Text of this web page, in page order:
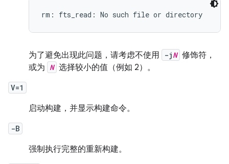
为了避免出现此问题，请考虑不使用 -jN 修饰符，
或为 N 选择较小的值（例如 2）。
V=1
启动构建，并显示构建命令。
-B
强制执行完整的重新构建。